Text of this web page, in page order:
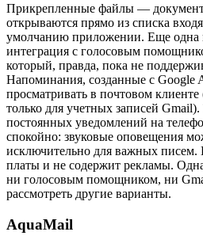
Прикрепленные файлы —
открываются прямо из списка
умолчанию приложении. Еще одна
интеграция с голосовым
который, правда, пока не
Напоминания, созданные с Google
просматривать в почтовом клиенте
только для учетных записей Gmail).
постоянных уведомлений на
спокойно: звуковые оповещения
исключительно для важных писем.
платы и не содержит рекламы.
ни голосовым помощником, ни
рассмотреть другие варианты.
AquaMail